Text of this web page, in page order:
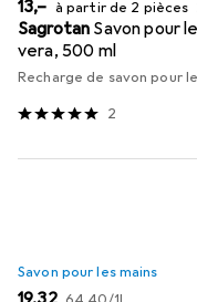
EUR
13,– à partir de 2 pièces
Sagrotan Savon pour
vera, 500 ml
Recharge de savon pour
2
Savon pour les mains
EUR